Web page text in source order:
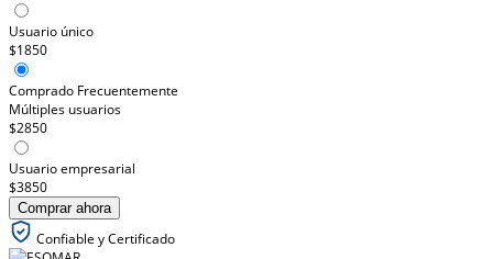
Usuario único
$1850
Comprado Frecuentemente
Múltiples usuarios
$2850
Usuario empresarial
$3850
Comprar ahora
Confiable y Certificado